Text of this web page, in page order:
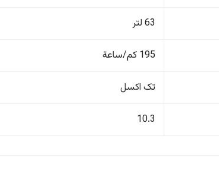
63 لتر
195 كم/ساعة
تک اکسل
10.3